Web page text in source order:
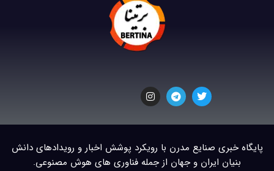
پایگاه خبری صنایع مدرن با رویکرد پوشش اخبار و رویدادهای دانش
بنیان ایران و جهان از جمله فناوری های هوش مصنوعی.